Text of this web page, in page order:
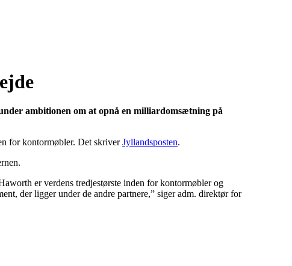
ambitionen om at opnå en milliardomsætning på
for kontormøbler. Det skriverJyllandsposten.
er verdens tredjestørste inden for kontormøbler og
der ligger under de andre partnere,” siger adm. direktør for